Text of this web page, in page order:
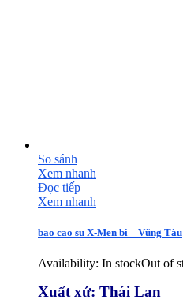
So sánh
Xem nhanh
Đọc tiếp
Xem nhanh
bao cao su X-Men bi – Vũng Tàu
Availability: In stockOut of
Xuất xứ: Thái Lan